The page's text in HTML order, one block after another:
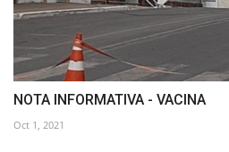
NOTA INFORMATIVA - VACINA
Oct 1, 2021